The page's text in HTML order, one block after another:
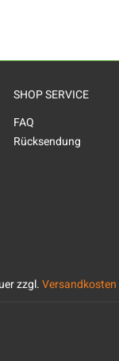
SHOP SERVICE
FAQ
Rücksendung
zzgl.Versandkosten